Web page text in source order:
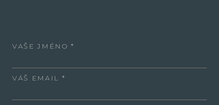
VAŠE JMÉNO
VÁŠ EMAIL